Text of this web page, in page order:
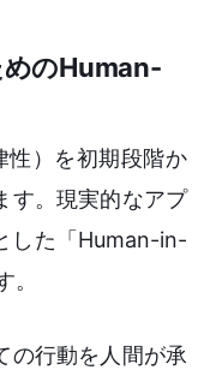
めのHuman-
性）を初期段階か
す。現実的なアプ
した「Human-in-
の行動を人間が承